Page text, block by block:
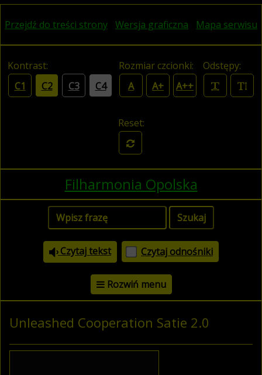
Przejdź do treści strony Wersja graficzna Mapa serwisu
Kontrast:
C1
C2 C3 C4
Rozmiar czcionki:
A
A+ A++
Odstępy:
Reset:
Filharmonia Opolska
Czytaj tekst Czytaj odnośniki
Rozwiń menu
Unleashed Cooperation Satie 2.0